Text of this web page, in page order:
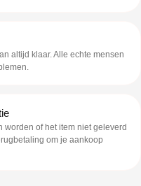
altijd klaar. Alle echte mensen
of het item niet geleverd
om je aankoop